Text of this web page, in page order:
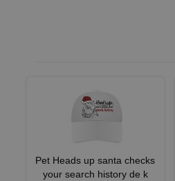
Pet Heads up santa checks
your search history de k